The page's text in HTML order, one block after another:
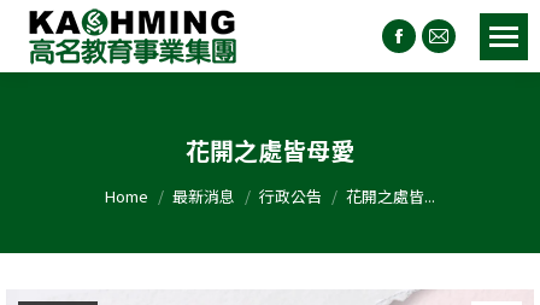
花開之處皆母愛
You are here:
Home 最新消息 行政公告 花開之處皆...